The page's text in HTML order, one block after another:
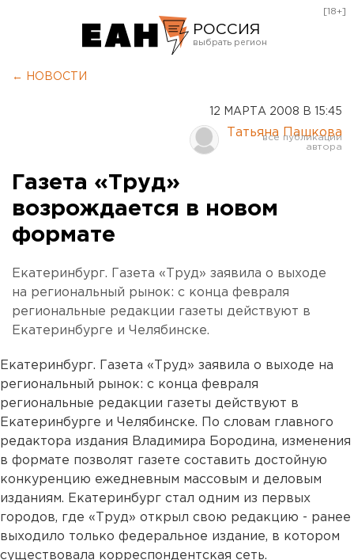
РОССИЯ
Курган
Оренбург
[18+]
← НОВОСТИ
12 МАРТА 2008 В 15:45
Татьяна Пашкова
Газета «Труд»
возрождается в новом
формате
Екатеринбург. Газета «Труд» заявила о выходе
на региональный рынок: с конца февраля
региональные редакции газеты действуют в
Екатеринбурге и Челябинске.
Екатеринбург. Газета «Труд» заявила о выходе на
региональный рынок: с конца февраля
региональные редакции газеты действуют в
Екатеринбурге и Челябинске. По словам главного
редактора издания Владимира Бородина, изменения
в формате позволят газете составить достойную
конкуренцию ежедневным массовым и деловым
изданиям. Екатеринбург стал одним из первых
городов, где «Труд» открыл свою редакцию - ранее
выходило только федеральное издание, в котором
существовала корреспондентская сеть.